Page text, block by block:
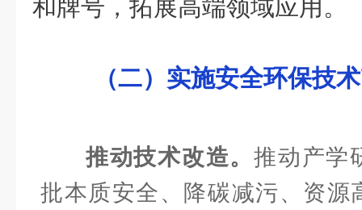
和牌号，拓展高端领域应用。
（二）实施安全环保技
推动技术改造。推动产学
批本质安全、降碳减污、资源